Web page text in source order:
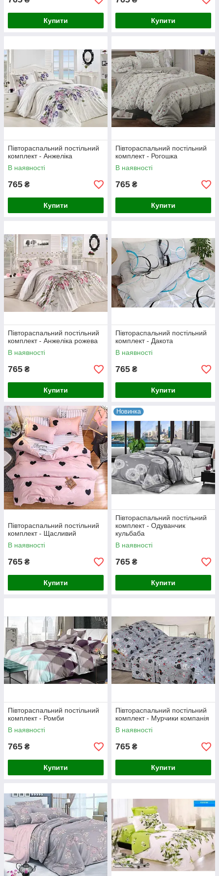
Купити Купити
Півтораспальний постільний
комплект - Анжеліка
В наявності
765 ₴
Купити
Півтораспальний постільний
комплект - Рогошка
В наявності
765 ₴
Купити
Півтораспальний постільний
комплект - Анжеліка рожева
В наявності
765 ₴
Купити
Півтораспальний постільний
комплект - Дакота
В наявності
765 ₴
Купити
Півтораспальний постільний
комплект - Щасливий
В наявності
765 ₴
Купити
Новинка
Півтораспальний постільний
комплект - Одуванчик
кульбаба
В наявності
765 ₴
Купити
Півтораспальний постільний
комплект - Ромби
В наявності
765 ₴
Купити
Півтораспальний постільний
комплект - Мурчики компанія
В наявності
765 ₴
Купити